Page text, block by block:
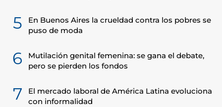
5
En Buenos Aires la crueldad contra los pobres se
puso de moda
6
Mutilación genital femenina: se gana el debate,
pero se pierden los fondos
7
El mercado laboral de América Latina evoluciona
con informalidad